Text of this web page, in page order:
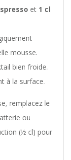
et 1 cl
mousse.
bien froide.
à la surface.
remplacez le
ou
(½ cl) pour